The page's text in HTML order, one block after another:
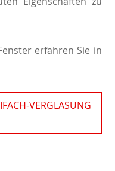
erfahren Sie in
VERGLASUNG